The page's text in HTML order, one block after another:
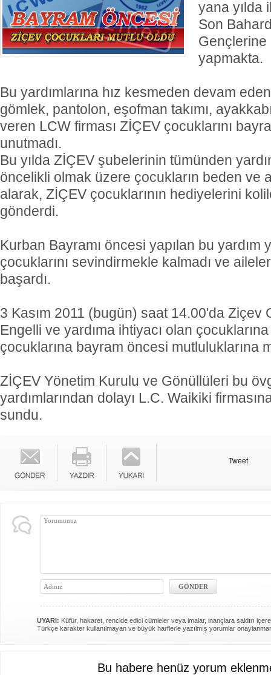
yana yılda
Son
Gençlerine
yapmakta.
Bu yardımlarına hız kesmeden devam
gömlek, pantolon, eşofman takımı,
veren LCW firması ZİÇEV çocuklarını
unutmadı.
Bu yılda ZİÇEV şubelerinin tümünden
öncelikli olmak üzere çocukların beden ve
alarak, ZİÇEV çocuklarının hediyelerini
gönderdi.
Kurban Bayramı öncesi yapılan bu yardım
çocuklarını sevindirmekle kalmadı ve
başardı.
3 Kasım 2011 (bugün) saat 14.00'da Ziçev
Engelli ve yardıma ihtiyacı olan
çocuklarına bayram öncesi mutluluklarına
ZİÇEV Yönetim Kurulu ve Gönüllüleri bu
yardımlarından dolayı L.C. Waikiki
sundu.
Tweet
UYARI: Küfür, hakaret, rencide edici cümleler veya imalar, inançlara saldırı
Türkçe karakter kullanılmayan ve büyük harflerle yazılmış yorumlar
Bu habere henüz yorum